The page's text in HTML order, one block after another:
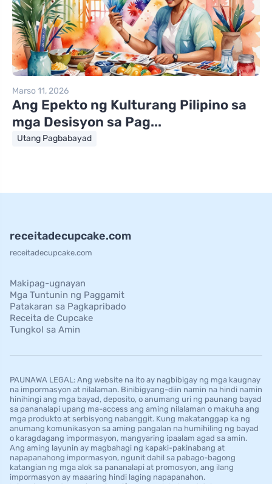
Marso 11, 2026
Ang Epekto ng Kulturang Pilipino sa
mga Desisyon sa Pag...
Utang Pagbabayad
receitadecupcake.com
receitadecupcake.com
Makipag-ugnayan
Mga Tuntunin ng Paggamit
Patakaran sa Pagkapribado
Receita de Cupcake
Tungkol sa Amin
PAUNAWA LEGAL: Ang website na ito ay nagbibigay ng mga kaugnay
na impormasyon at nilalaman. Binibigyang-diin namin na hindi namin
hinihingi ang mga bayad, deposito, o anumang uri ng paunang bayad
sa pananalapi upang ma-access ang aming nilalaman o makuha ang
mga produkto at serbisyong nabanggit. Kung makatanggap ka ng
anumang komunikasyon sa aming pangalan na humihiling ng bayad
o karagdagang impormasyon, mangyaring ipaalam agad sa amin.
Ang aming layunin ay magbahagi ng kapaki-pakinabang at
napapanahong impormasyon, ngunit dahil sa pabago-bagong
katangian ng mga alok sa pananalapi at promosyon, ang ilang
impormasyon ay maaaring hindi laging napapanahon.